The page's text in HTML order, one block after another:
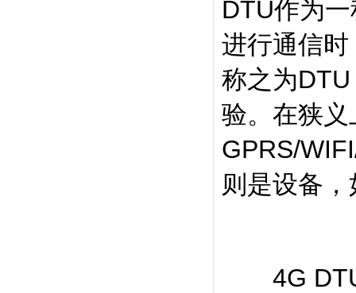
DTU作为
进行通信
称之为
验。在狭
GPRS/
则是设备
4G DTU